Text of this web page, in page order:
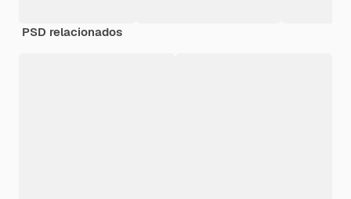
PSD relacionados